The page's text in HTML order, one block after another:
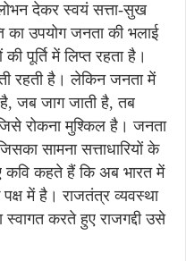
देकर स्वयं सत्ता-सुख
का उपयोग जनता की भलाई
पूर्ति में लिप्त रहता है।
रहती है। लेकिन जनता में
जब जाग जाती है, तब
रोकना मुश्किल है। जनता
सामना सत्ताधारियों के
कवि कहते हैं कि अब भारत में
में है। राजतंत्र व्यवस्था
करते हुए राजगद्दी उसे